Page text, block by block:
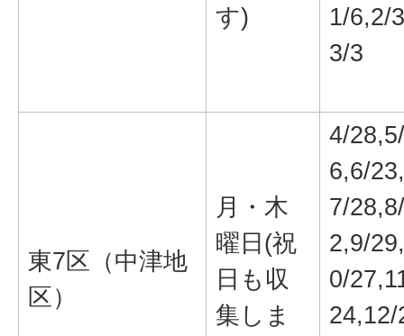
す)
1/6,2/
3/3
東7区（中津地
区）
月・木
曜日(祝
日も収
集しま
4/
6,6/23,
7/
2,9/
0/
24,12/